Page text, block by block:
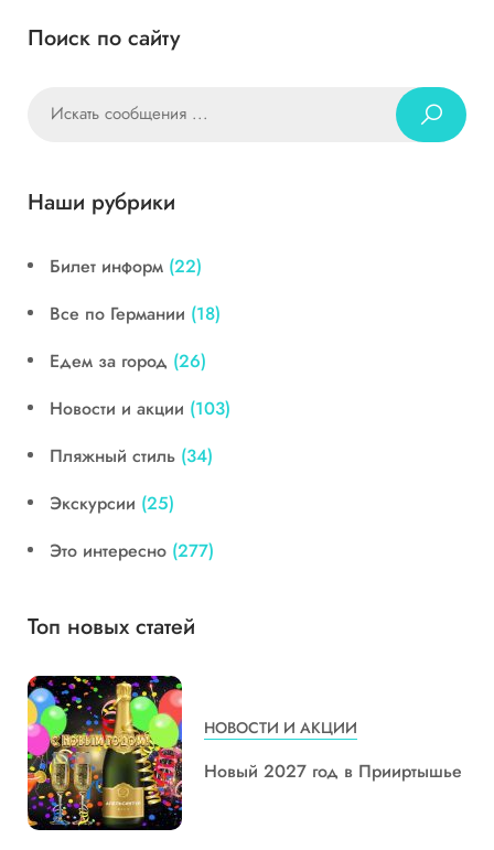
Поиск по сайту
Наши рубрики
Билет информ (22)
Все по Германии (18)
Едем за город (26)
Новости и акции (103)
Пляжный стиль (34)
Экскурсии (25)
Это интересно (277)
Топ новых статей
НОВОСТИ И АКЦИИ
Новый 2027 год в Прииртышье